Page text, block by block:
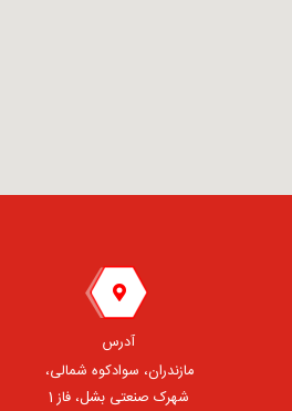
آدرس
مازندران، سوادکوه شمالی،
شهرک صنعتی بشل، فاز 1